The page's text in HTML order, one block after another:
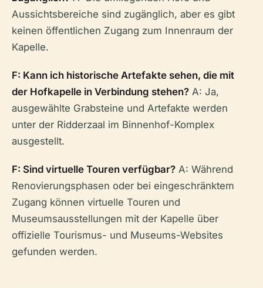
Aussichtsbereiche sind zugänglich, aber es gibt
keinen öffentlichen Zugang zum Innenraum der
Kapelle.
F: Kann ich historische Artefakte sehen, die mit
der Hofkapelle in Verbindung stehen? A: Ja,
ausgewählte Grabsteine und Artefakte werden
unter der Ridderzaal im Binnenhof-Komplex
ausgestellt.
F: Sind virtuelle Touren verfügbar? A: Während
Renovierungsphasen oder bei eingeschränktem
Zugang können virtuelle Touren und
Museumsausstellungen mit der Kapelle über
offizielle Tourismus- und Museums-Websites
gefunden werden.